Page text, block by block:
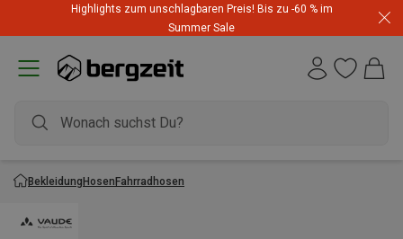
Highlights zum unschlagbaren Preis! Bis zu -60 % im
Summer Sale
BekleidungHosenFahrradhosen